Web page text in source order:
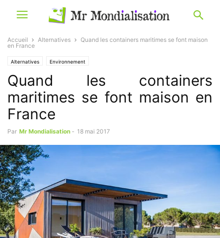
Accueil Alternatives
Quand les containers maritimes se font maison
en France
Alternatives Environnement
Quand les containers
maritimes se font maison en
France
Par Mr Mondialisation - 18 mai 2017